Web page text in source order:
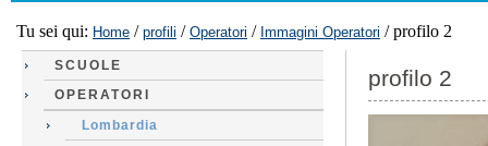
Tu sei qui: Home / profili / Operatori / Immagini Operatori /profilo 2
SCUOLE
OPERATORI
Lombardia
profilo 2